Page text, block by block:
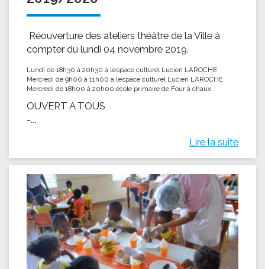
Réouverture des ateliers théâtre de la Ville à
compter du lundi 04 novembre 2019.
Lundi de 18h30 à 20h30 à l’espace culturel Lucien LAROCHE
Mercredi de 9h00 à 11h00 à l’espace culturel Lucien LAROCHE
Mercredi de 18h00 à 20h00 école primaire de Four à chaux.
OUVERT A TOUS
-...
Lire la suite